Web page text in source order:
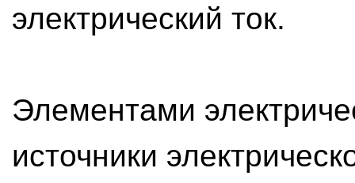
электрический ток.
Элементами
источники